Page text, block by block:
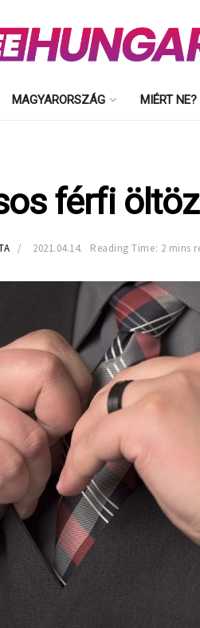
MAGYARORSZÁG MIÉRT NE?
férfi
2021.04.14. Reading Time: 2 mins